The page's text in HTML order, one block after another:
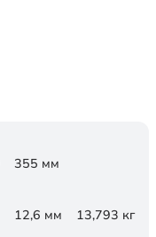
355 мм
12,6 мм 13,793 кг